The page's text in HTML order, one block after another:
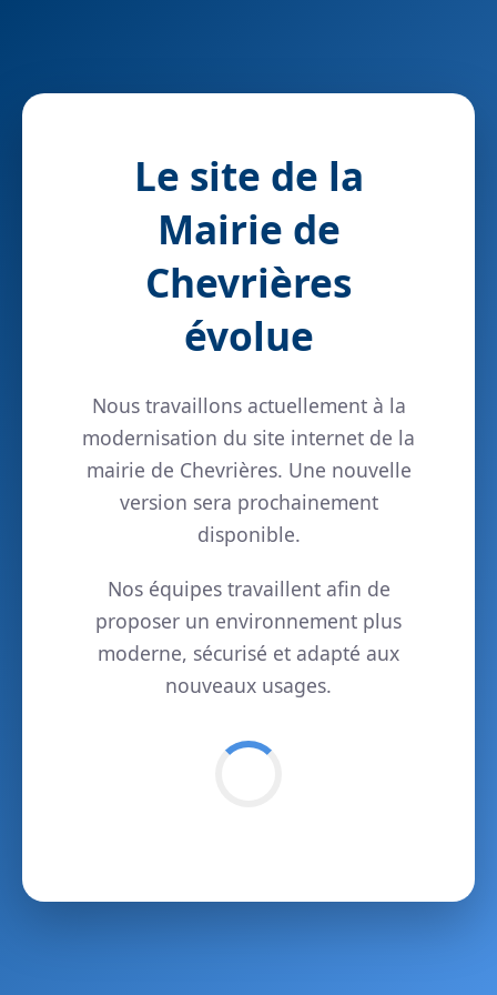
Le site de la
Mairie de
Chevrières
évolue
Nous travaillons actuellement à la
modernisation du site internet de la
mairie de Chevrières. Une nouvelle
version sera prochainement
disponible.
Nos équipes travaillent afin de
proposer un environnement plus
moderne, sécurisé et adapté aux
nouveaux usages.